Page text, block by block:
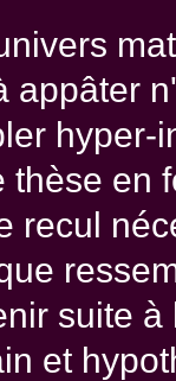
appâter
hyper-
thèse en
recul
suite
et